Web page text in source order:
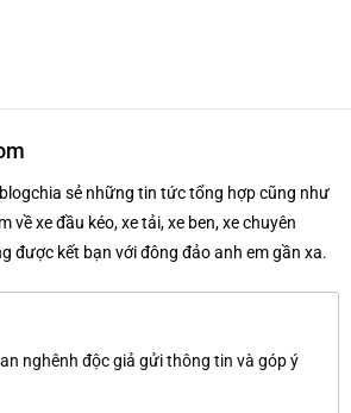
sẻ những tin tức tổng hợp cũng như
về xe đầu kéo, xe tải, xe ben, xe chuyên
được kết bạn với đông đảo anh em gần xa.
nghênh độc giả gửi thông tin và góp ý